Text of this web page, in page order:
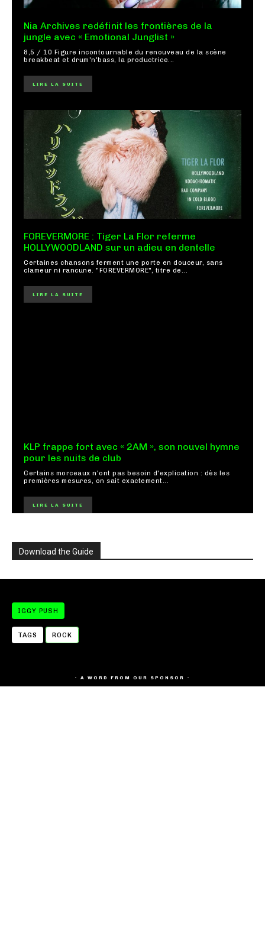
Nia Archives redéfinit les frontières de la
jungle avec « Emotional Junglist »
8,5 / 10 Figure incontournable du renouveau de la scène
breakbeat et drum'n'bass, la productrice...
LIRE LA SUITE
FOREVERMORE : Tiger La Flor referme
HOLLYWOODLAND sur un adieu en dentelle
Certaines chansons ferment une porte en douceur, sans
clameur ni rancune. "FOREVERMORE", titre de...
LIRE LA SUITE
KLP frappe fort avec « 2AM », son nouvel hymne
pour les nuits de club
Certains morceaux n'ont pas besoin d'explication : dès les
premières mesures, on sait exactement...
LIRE LA SUITE
Download the Guide
IGGY PUSH
TAGS ROCK
- A WORD FROM OUR SPONSOR -